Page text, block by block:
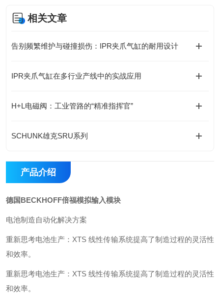
相关文章
告别频繁维护与碰撞损伤：IPR夹爪气缸的耐用设计
IPR夹爪气缸在多行业产线中的实战应用
H+L电磁阀：工业管路的“精准指挥官”
SCHUNK雄克SRU系列
产品介绍
德国BECKHOFF倍福模拟输入模块
电池制造自动化解决方案
重新思考电池生产：XTS 线性传输系统提高了制造过程的灵活性
和效率。
重新思考电池生产：XTS 线性传输系统提高了制造过程的灵活性
和效率。